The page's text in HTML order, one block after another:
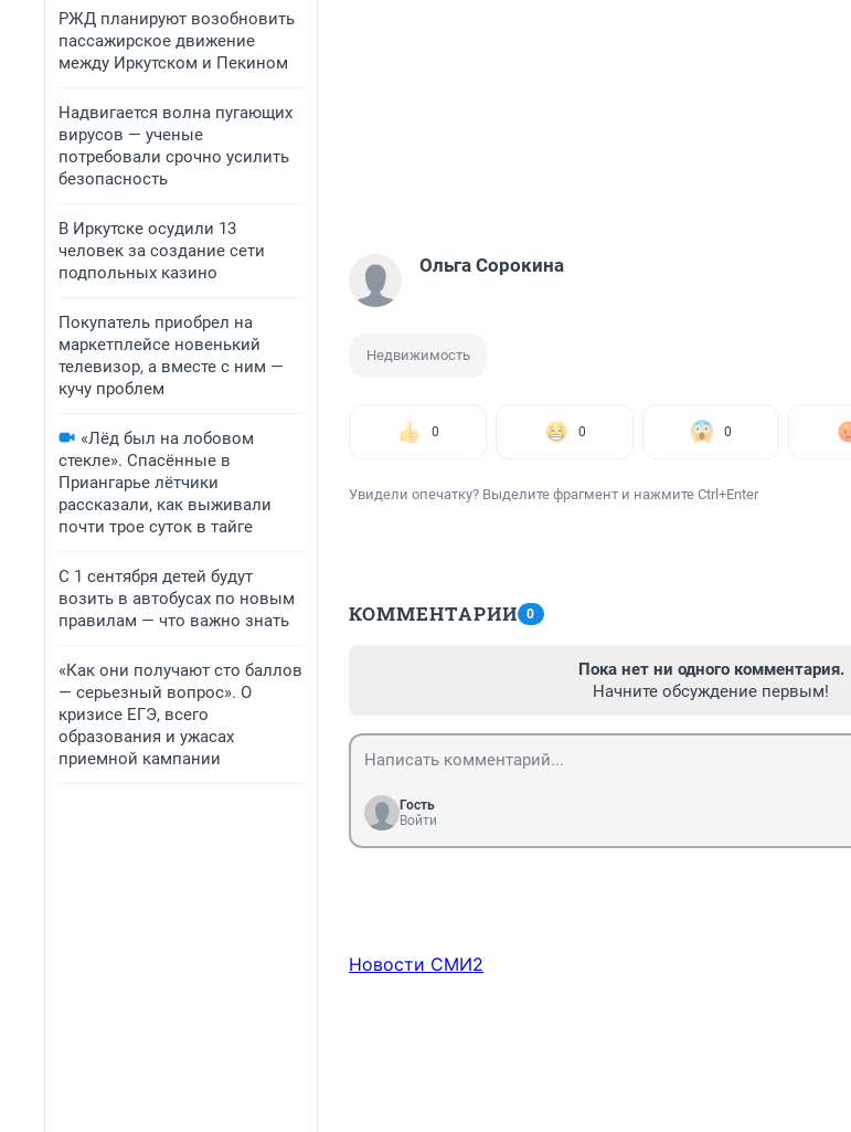
РЖД планируют возобновить
пассажирское движение
между Иркутском и Пекином
Надвигается волна пугающих
вирусов — ученые
потребовали срочно усилить
безопасность
В Иркутске осудили 13
человек за создание сети
подпольных казино
Покупатель приобрел на
маркетплейсе новенький
телевизор, а вместе с ним —
кучу проблем
«Лёд был на лобовом
стекле». Спасённые в
Приангарье лётчики
рассказали, как выживали
почти трое суток в тайге
С 1 сентября детей будут
возить в автобусах по новым
правилам — что важно знать
«Как они получают сто баллов
— серьезный вопрос». О
кризисе ЕГЭ, всего
образования и ужасах
приемной кампании
Ольга Сорокина
Недвижимость
0 0 0
Увидели опечатку? Выделите фрагмент и нажмите Ctrl+Enter
КОММЕНТАРИИ 0
Пока нет ни одного комментария.
Начните обсуждение первым!
Гость
Войти
Новости СМИ2